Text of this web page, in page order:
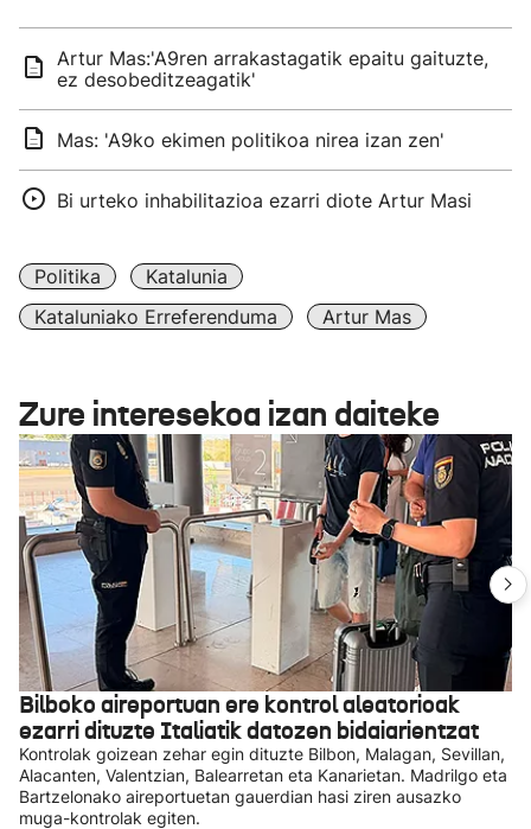
Artur Mas:'A9ren arrakastagatik epaitu gaituzte,
ez desobeditzeagatik'
Mas: 'A9ko ekimen politikoa nirea izan zen'
Bi urteko inhabilitazioa ezarri diote Artur Masi
Politika
Katalunia
Kataluniako Erreferenduma
Artur Mas
Zure interesekoa izan daiteke
Bilboko aireportuan ere kontrol aleatorioak
ezarri dituzte Italiatik datozen bidaiarientzat
Kontrolak goizean zehar egin dituzte Bilbon, Malagan, Sevillan,
Alacanten, Valentzian, Balearretan eta Kanarietan. Madrilgo eta
Bartzelonako aireportuetan gauerdian hasi ziren ausazko
muga-kontrolak egiten.